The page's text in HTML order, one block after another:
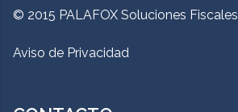
© 2015 PALAFOX Soluciones Fiscales
Aviso de Privacidad